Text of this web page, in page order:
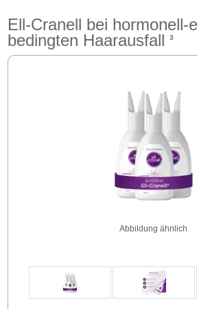
Ell-Cranell bei hormonell-
bedingten Haarausfall3
Abbildung ähnlich